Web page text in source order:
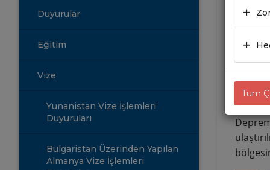
Duyurular
Eğitim
Vize
Yunanistan Vize İşlemleri
Duyuruları
Bulgaristan Üzerinden Yapılan
Almanya Vize İşlemleri
Tüm